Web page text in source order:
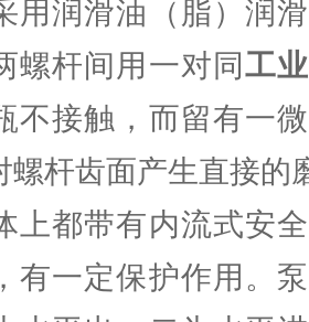
用润滑油（脂）润
螺杆间用一对同工
不接触，而留有一
螺杆齿面产生直接的
上都带有内流式安
有一定保护作用。